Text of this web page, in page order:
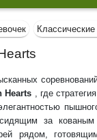
Hearts , где
сидящим за
рядом,